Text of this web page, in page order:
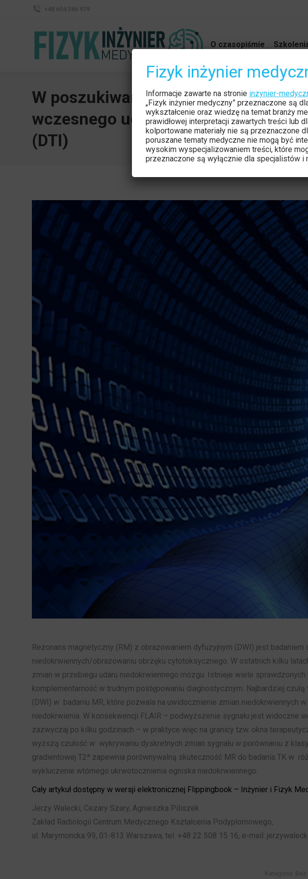
O czasopiśmie
W poszukiwaniu idealnego
wczesnego udaru mózgu –
(DTI)
Rezonans magnetyczny (RM) z obrazowaniem dyfuzyjnym (DWI) jest
niedokrwiennych/obrazowaniu obrzęku cytotoksycznego. W ostatnich kilku
zmian w przebiegu udaru niedokrwiennego mózgu. Istnieje wiele
komplementarność w trudnym postępowaniu diagnostycznym. Najbardziej
(DWI) w badaniu MR, które pozwala na uwidocznienie zmian
niedokrwienia. W konsekwencji FLAIR – podwyższenie sygnału jest widoczne
zazwyczaj po kilku godzinach – w praktyce więc na granicy tzw. okna
wyższą czułość w wykrywaniu dyskretnych zmian sygnału w porównaniu z
gradientowej T2* zapewnia porównywalną skuteczność MR do badania TK w
wykluczenie wtórnego ukrwotocznienia ogniska niedokrwiennego.
Cały artykuł dostępny w wersji elektronicznej Flippingbook – Inżynier i Fizyk
Jerzy Walecki, Cezary Szary, Agnieszka Piliszek
Zakład Radiologii Centrum Medycznego Kształcenia Podyplomowego,
ul. Marymoncka 99, 01-813 Warszawa, tel. +48 22 508 15 16, e-mail:
Kategoria:
Fizyk inżynier
Informacje zawarte na stronie inzynier-
„Fizyk inżynier medyczny” przeznaczone są
wykształcenie oraz wiedzę na temat branży
prawidłowej interpretacji zawartych treści lub
kolportowane materiały nie są przeznaczone
poruszane tematy medyczne nie mogą być
wysokim wyspecjalizowaniem treści, które
przeznaczone są wyłącznie dla specjalistów